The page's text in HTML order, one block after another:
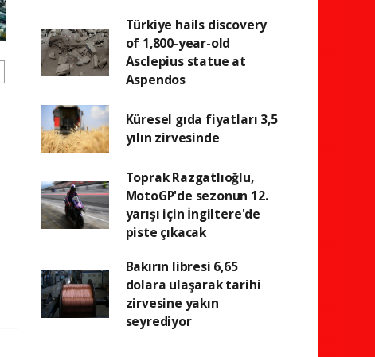
Türkiye hails discovery
of 1,800-year-old
Asclepius statue at
Aspendos
Küresel gıda fiyatları 3,5
yılın zirvesinde
Toprak Razgatlıoğlu,
MotoGP'de sezonun 12.
yarışı için İngiltere'de
piste çıkacak
Bakırın libresi 6,65
dolara ulaşarak tarihi
zirvesine yakın
seyrediyor